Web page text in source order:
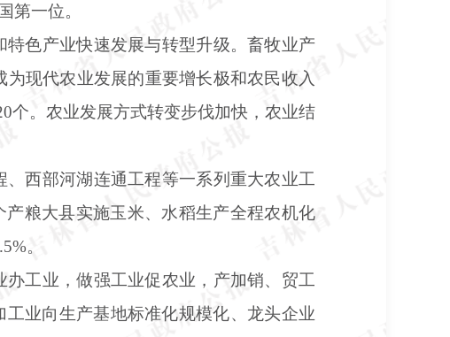
第一位。
特色产业快速发展与转型升级。畜牧业产
现代农业发展的重要增长极和农民收入
个。农业发展方式转变步伐加快，农业结
、西部河湖连通工程等一系列重大农业工
粮大县实施玉米、水稻生产全程农机化
。
办工业，做强工业促农业，产加销、贸工
工业向生产基地标准化规模化、龙头企业